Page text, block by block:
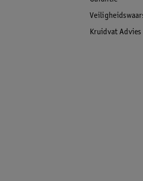
Kruidvat Advies